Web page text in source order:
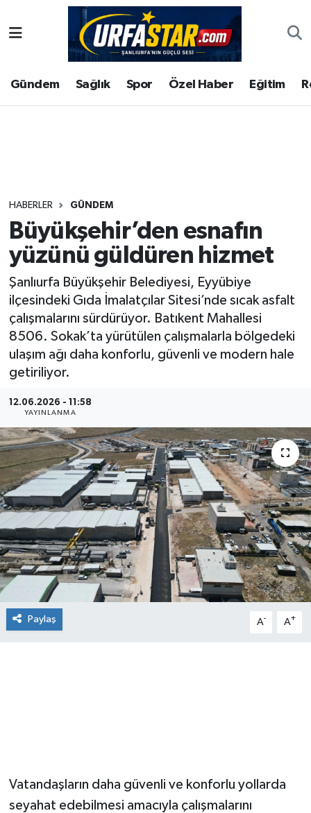
Gündem Sağlık Spor Özel Haber Eğitim
HABERLER GÜNDEM
Büyükşehir’den esnafın
yüzünü güldüren hizmet
Şanlıurfa Büyükşehir Belediyesi, Eyyübiye
ilçesindeki Gıda İmalatçılar Sitesi’nde sıcak asfalt
çalışmalarını sürdürüyor. Batıkent Mahallesi
8506. Sokak’ta yürütülen çalışmalarla bölgedeki
ulaşım ağı daha konforlu, güvenli ve modern hale
getiriliyor.
12.06.2026 - 11:58
YAYINLANMA
Paylaş A- A+
Vatandaşların daha güvenli ve konforlu yollarda
seyahat edebilmesi amacıyla çalışmalarını
ASAYİS
ÇEVRE
Gündem
Kültür
Magazin
Şanlıurfa Nöbetçi Eczaneler
Şanlıurfa Hava Durumu
Tüm Manşetler
Son Dakika Haberleri
Haber Arşivi